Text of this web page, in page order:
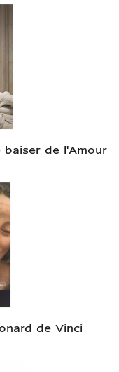
baiser de l'Amour
de Vinci